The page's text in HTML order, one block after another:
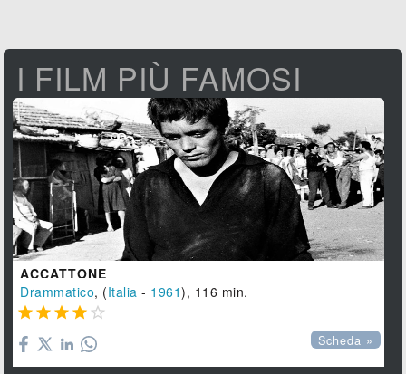
I FILM PIÙ FAMOSI
ACCATTONE
Drammatico, (Italia - 1961), 116 min.
    
Scheda »